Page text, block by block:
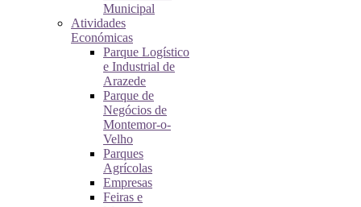
Municipal
Atividades
Económicas
Parque Logístico
e Industrial de
Arazede
Parque de
Negócios de
Montemor-o-
Velho
Parques
Agrícolas
Empresas
Feiras e